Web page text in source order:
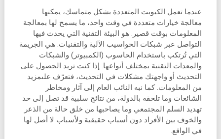
عندما تعمل الكيوبت المتعددة بشكل متماسك، يمكنها
معالجة خيارات متعددة في وقت واحد، ما يسمح لها بمعالجة
المعلومات بوقت قصير. هو البيئة التقنية التي يحدث فيها
التواصل عبر شبكات الحواسيب الآلية والتقنيات. هي الجريمة
التي تُرتكب باستخدام الحاسوب (الكمبيوتر) والشبكات
والمعدات التقنية بمختلف أنواعها. إذا كنت تريد الحصول على
التحديث أو واجهتك مشكلات في التحديث، فتعرّف علىمزيد
من المعلومات. كما نبه النائب العام إلى آثار ومخاطر
الشائعات وما تلحقه بالدولة، من نتائج سلبية قد تصل إلى حد
تهديد السلم المجتمعي وما يصاحبها من خلق حالة من الذعر
والخوف بين الأفراد دون أسباب حقيقية ولأسباب لا أصل لها
في الواقع.